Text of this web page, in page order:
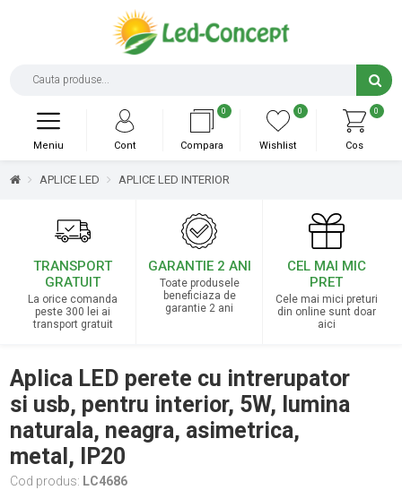
0
Cos
0
Wishlist
0
Compara
Cont
Meniu
APLICE LED APLICE LED INTERIOR
TRANSPORT
GRATUIT
La orice comanda
peste 300 lei ai
transport gratuit
GARANTIE 2 ANI
Toate produsele
beneficiaza de
garantie 2 ani
CEL MAI MIC
PRET
Cele mai mici preturi
din online sunt doar
aici
Aplica LED perete cu intrerupator
si usb, pentru interior, 5W, lumina
naturala, neagra, asimetrica,
metal, IP20
Cod produs: LC4686